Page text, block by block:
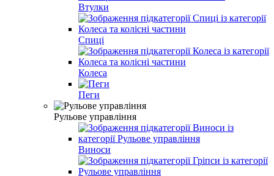
Втулки
Спиці
Колеса
Пеги
Рульове управління
Виноси